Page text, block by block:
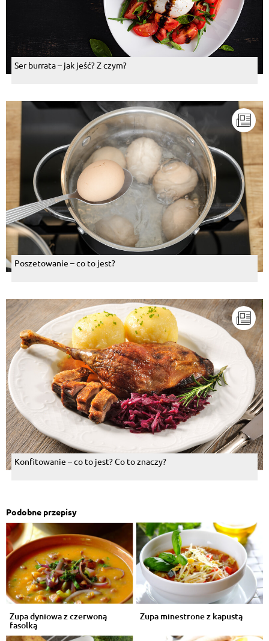
Ser burrata – jak jeść? Z czym?
Poszetowanie – co to jest?
Konfitowanie – co to jest? Co to znaczy?
Podobne przepisy
Zupa dyniowa z czerwoną
fasolką
Zupa minestrone z kapustą